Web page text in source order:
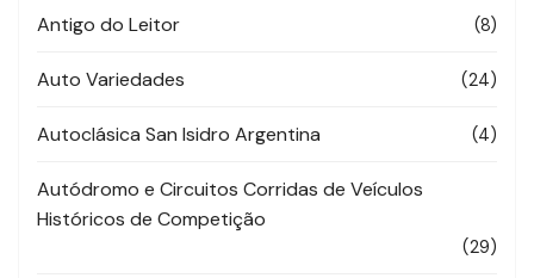
Antigo do Leitor (8)
Auto Variedades (24)
Autoclásica San Isidro Argentina (4)
Autódromo e Circuitos Corridas de Veículos
Históricos de Competição
(29)